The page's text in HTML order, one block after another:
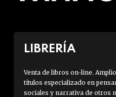
LIBRERÍA
Venta de libros on-line.
títulos especializado en
sociales y narrativa de otros